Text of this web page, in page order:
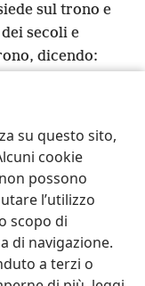
su questo sito,
cookie
possono
l’utilizzo
scopo di
di navigazione.
a terzi o
sul trono e
secoli e
dicendo:
esistono e sono
Impostazioni
of Pennsylvania
Impostazioni privacy